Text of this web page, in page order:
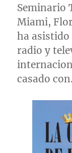
Seminario
Miami,
ha asistido
radio y
casado